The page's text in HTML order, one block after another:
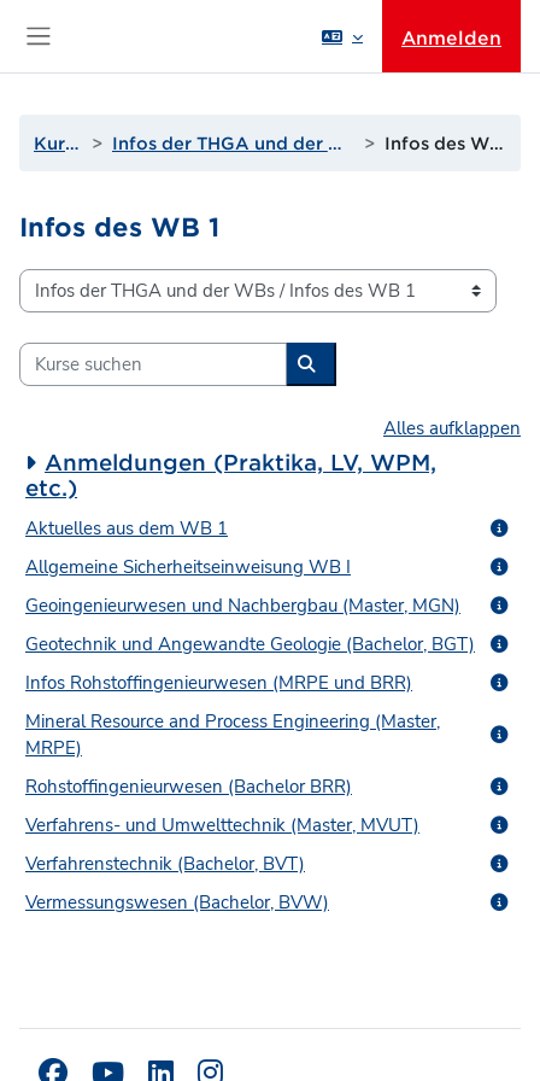
Anmelden
Kurse Infos der THGA und der WBs Infos des WB 1
Infos des WB 1
Kursbereiche
Kurse suchen
Kurse suchen
Alles aufklappen
Anmeldungen (Praktika, LV, WPM,
etc.)
Aktuelles aus dem WB 1
Allgemeine Sicherheitseinweisung WB I
Geoingenieurwesen und Nachbergbau (Master, MGN)
Geotechnik und Angewandte Geologie (Bachelor, BGT)
Infos Rohstoffingenieurwesen (MRPE und BRR)
Mineral Resource and Process Engineering (Master,
MRPE)
Rohstoffingenieurwesen (Bachelor BRR)
Verfahrens- und Umwelttechnik (Master, MVUT)
Verfahrenstechnik (Bachelor, BVT)
Vermessungswesen (Bachelor, BVW)